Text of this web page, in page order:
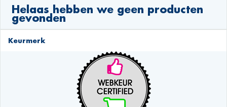
Helaas hebben we geen producten
gevonden
Keurmerk